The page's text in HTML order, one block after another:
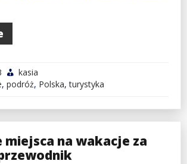
kasia
, podróż, Polska,turystyka
miejsca na wakacje za